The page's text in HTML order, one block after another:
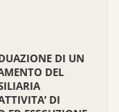
DI UN
DEL
DI